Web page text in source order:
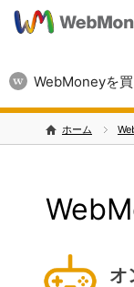
WebMoneyを買
ホーム
オ